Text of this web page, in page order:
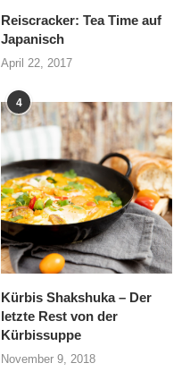
Reiscracker: Tea Time auf
Japanisch
April 22, 2017
4
Kürbis Shakshuka – Der
letzte Rest von der
Kürbissuppe
November 9, 2018